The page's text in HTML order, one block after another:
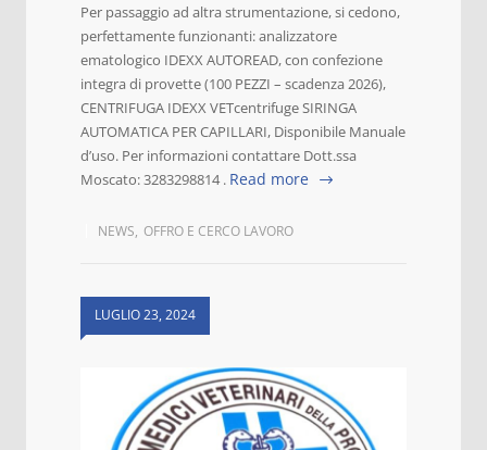
Per passaggio ad altra strumentazione, si cedono,
perfettamente funzionanti: analizzatore
ematologico IDEXX AUTOREAD, con confezione
integra di provette (100 PEZZI – scadenza 2026),
CENTRIFUGA IDEXX VETcentrifuge SIRINGA
AUTOMATICA PER CAPILLARI, Disponibile Manuale
d’uso. Per informazioni contattare Dott.ssa
Moscato: 3283298814 . Read more
NEWS, OFFRO E CERCO LAVORO
LUGLIO 23, 2024